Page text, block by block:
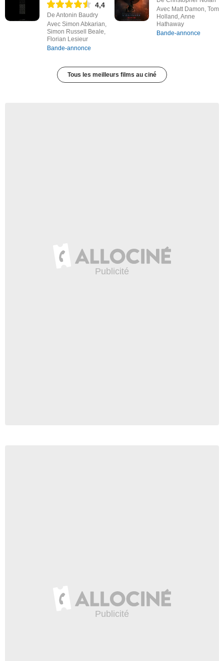
4,4
De Antonin Baudry
Avec Simon Abkarian,
Simon Russell Beale,
Florian Lesieur
Bande-annonce
Avec Matt Damon, Tom
Holland, Anne
Hathaway
Bande-annonce
Tous les meilleurs films au ciné